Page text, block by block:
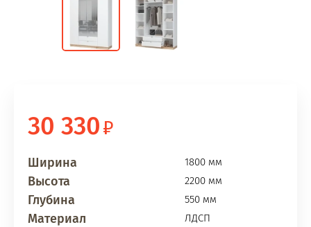
30 330
Ширина 1800 мм
Высота 2200 мм
Глубина 550 мм
Материал ЛДСП